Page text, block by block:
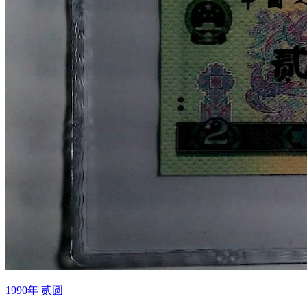
1990年 贰圆